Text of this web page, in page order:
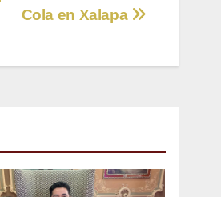
Cola en Xalapa